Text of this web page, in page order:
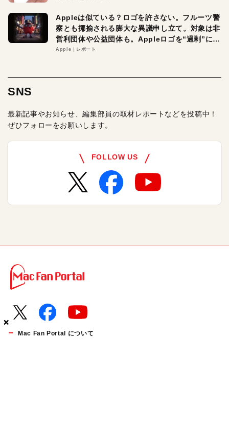
×
×
×
×
Appleは似ている？ロゴを許さない。フルーツ警
察とも揶揄される膨大な異議申し立て。対象は非
営利団体や公益団体も。Appleロゴを“過剰”に守
る理由とは
Apple レポート
SNS
最新記事やお知らせ、編集部員の取材レポートなどを投稿中！
ぜひフォローをお願いします。
FOLLOW US
Mac Fan Portal について